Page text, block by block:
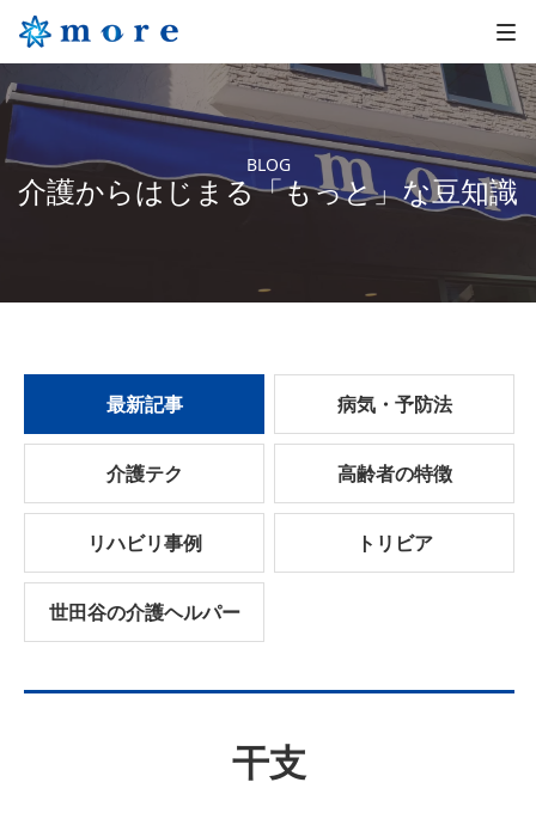
BLOG
介護からはじまる「もっと」な豆知識
最新記事 病気・予防法
介護テク 高齢者の特徴
リハビリ事例 トリビア
世田谷の介護ヘルパー
干支